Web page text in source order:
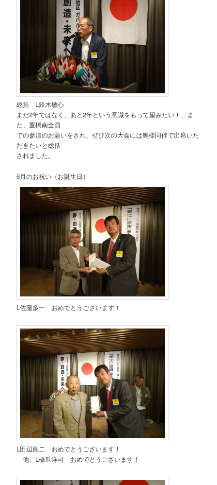
総括 L鈴木敏心
まだ2年ではなく、あと2年という意識をもって望みたい！、ま
た、豊橋南全員
での参加のお願いをされ、ぜひ次の大会には奥様同伴で出席いた
だきたいと総括
されました。
6月のお祝い（お誕生日）
L佐藤多一 おめでとうございます！
L田辺良二 おめでとうございます！
他、L橋爪洋司 おめでとうございます！